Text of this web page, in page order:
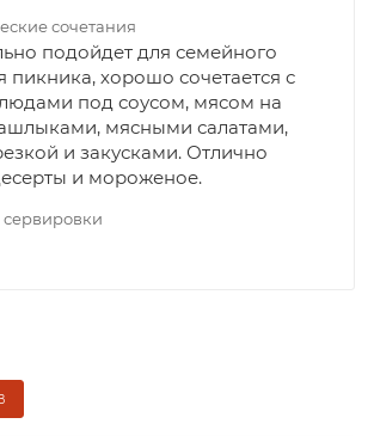
сочетания
подойдет для семейного
пикника, хорошо сочетается с
под соусом, мясом на
мясными салатами,
и закусками. Отлично
и мороженое.